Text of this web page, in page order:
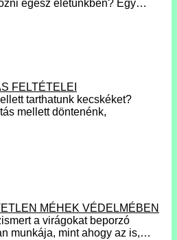
egész életünkben? Egy…
FELTÉTELEI
tarthatunk kecskéket?
mellett döntenénk,
MÉHEK VÉDELMÉBEN
a virágokat beporzó
munkája, mint ahogy az is,…